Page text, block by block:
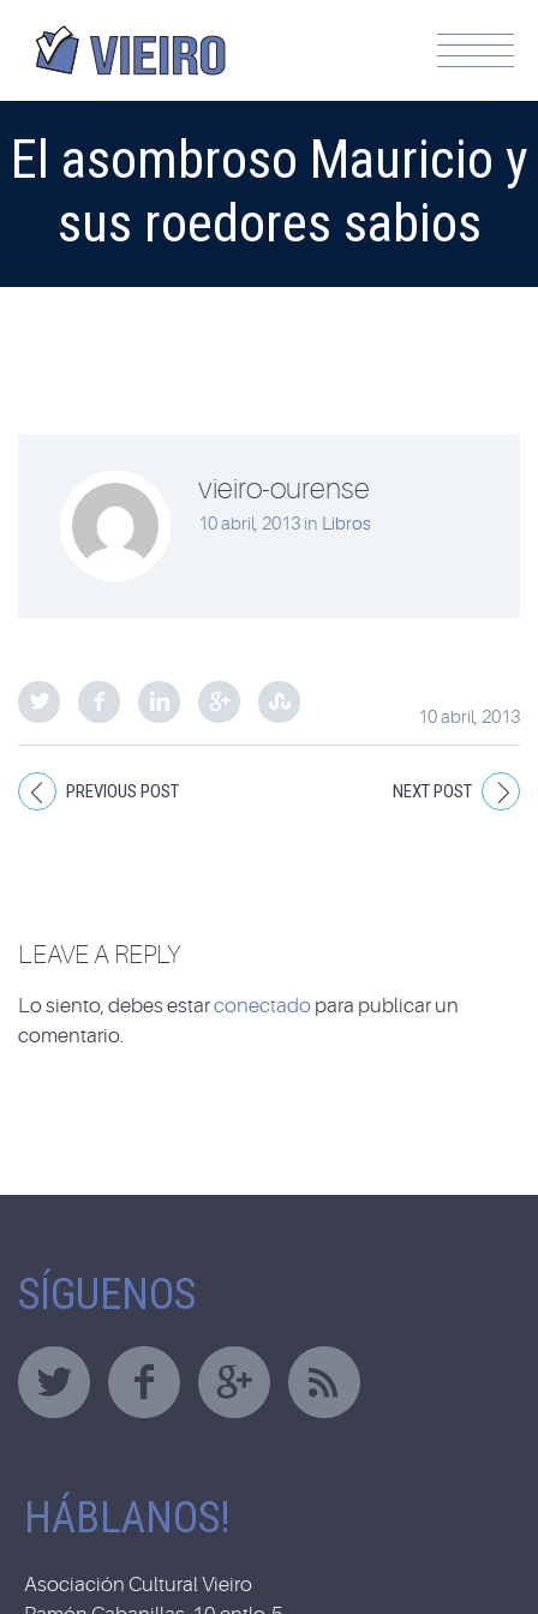
El asombroso Mauricio y
sus roedores sabios
vieiro-ourense
10 abril, 2013 in Libros
10 abril, 2013
PREVIOUS POST NEXT POST
LEAVE A REPLY
Lo siento, debes estarconectado para publicar un
comentario.
SÍGUENOS
HÁBLANOS!
Asociación Cultural Vieiro